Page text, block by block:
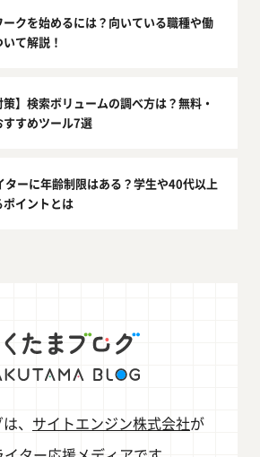
ークを始めるには？向いている職種や働
て解説！
策】検索ボリュームの調べ方は？無料・
すすめツール7選
ターに年齢制限はある？学生や40代以上
ポイントとは
、 サイトエンジン株式会社が